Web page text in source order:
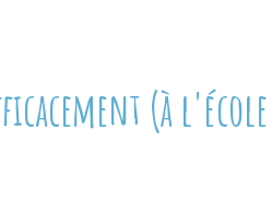
(à